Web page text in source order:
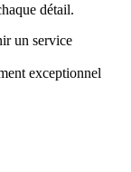
détail.
un service
exceptionnel